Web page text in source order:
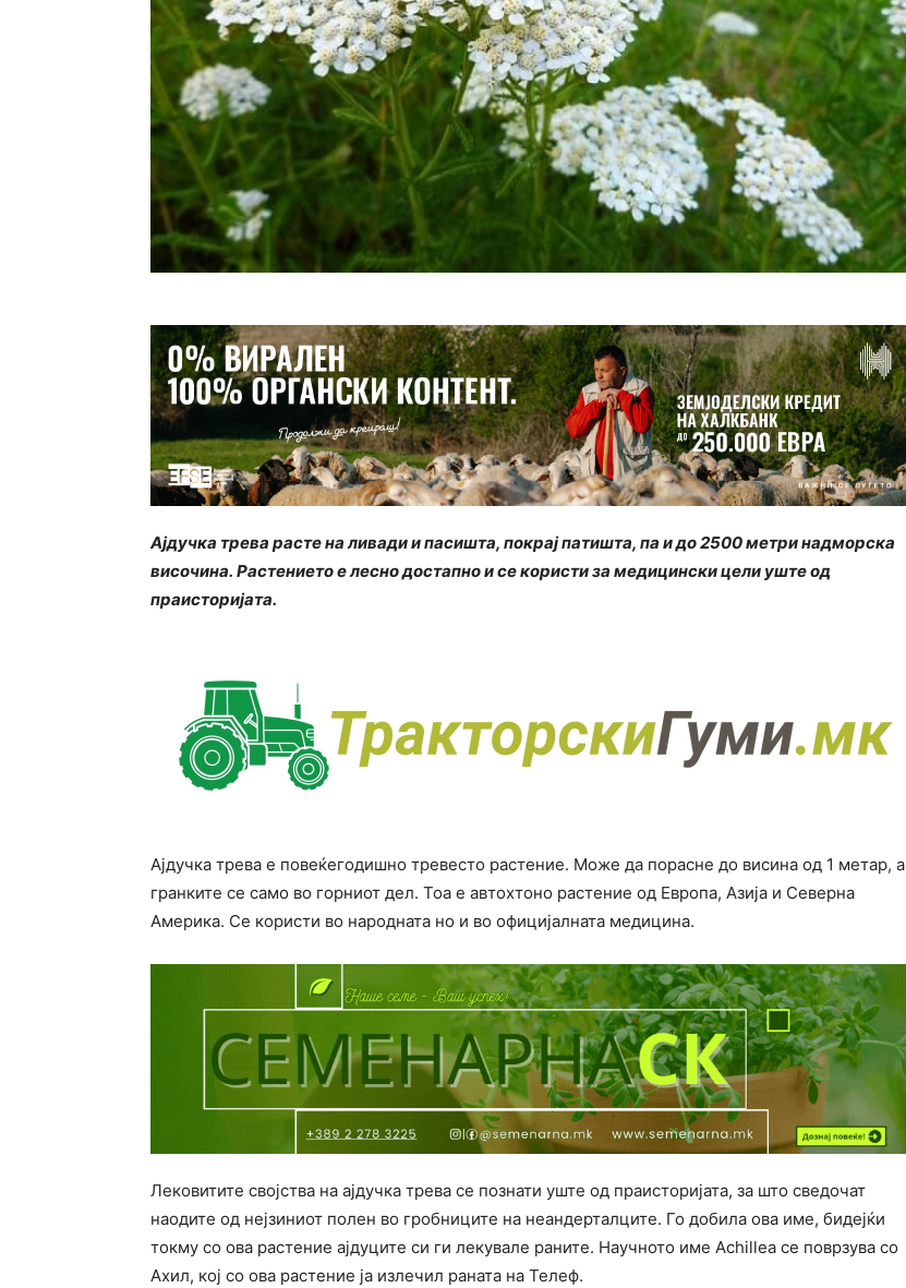
Ајдучка трева расте на ливади и пасишта, покрај патишта, па и до 2500 метри надморска
височина. Растението е лесно достапно и се користи за медицински цели уште од
праисторијата.
Ајдучка трева е повеќегодишно тревесто растение. Може да порасне до висина од 1 метар, а
гранките се само во горниот дел. Тоа е автохтоно растение од Европа, Азија и Северна
Америка. Се користи во народната но и во официјалната медицина.
Лековитите својства на ајдучка трева се познати уште од праисторијата, за што сведочат
наодите од нејзиниот полен во гробниците на неандерталците. Го добила ова име, бидејќи
токму со ова растение ајдуците си ги лекувале раните. Научното име Achillea се поврзува со
Ахил, кој со ова растение ја излечил раната на Телеф.